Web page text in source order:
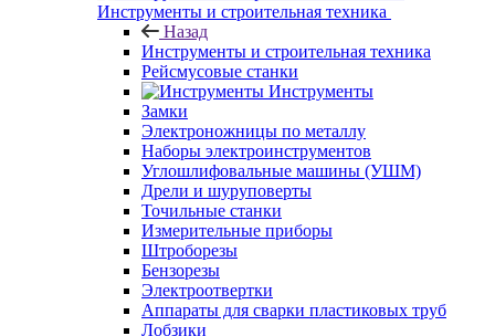
Инструменты и строительная техника
Назад
Инструменты и строительная техника
Рейсмусовые станки
Инструменты
Замки
Электроножницы по металлу
Наборы электроинструментов
Углошлифовальные машины (УШМ)
Дрели и шуруповерты
Точильные станки
Измерительные приборы
Штроборезы
Бензорезы
Электроотвертки
Аппараты для сварки пластиковых труб
Лобзики